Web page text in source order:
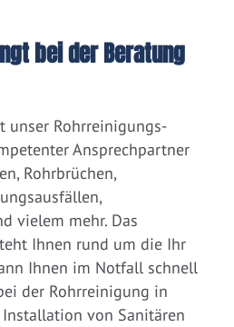
bei der Beratung
unser Rohrreinigungs-
Ansprechpartner
Rohrbrüchen,
vielem mehr. Das
Ihnen rund um die Ihr
Ihnen im Notfall schnell
der Rohrreinigung in
von Sanitären